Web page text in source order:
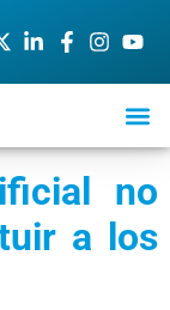
no
a los